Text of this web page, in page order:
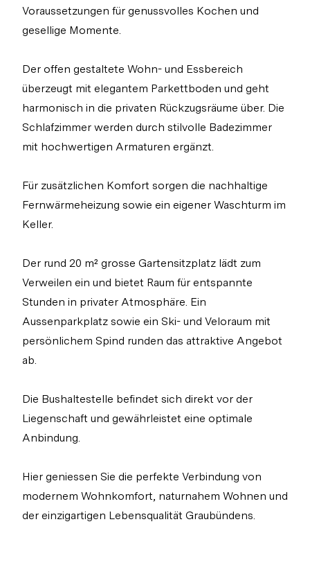
Voraussetzungen für genussvolles Kochen und
gesellige Momente.
Der offen gestaltete Wohn- und Essbereich
überzeugt mit elegantem Parkettboden und geht
harmonisch in die privaten Rückzugsräume über. Die
Schlafzimmer werden durch stilvolle Badezimmer
mit hochwertigen Armaturen ergänzt.
Für zusätzlichen Komfort sorgen die nachhaltige
Fernwärmeheizung sowie ein eigener Waschturm im
Keller.
Der rund 20 m² grosse Gartensitzplatz lädt zum
Verweilen ein und bietet Raum für entspannte
Stunden in privater Atmosphäre. Ein
Aussenparkplatz sowie ein Ski- und Veloraum mit
persönlichem Spind runden das attraktive Angebot
ab.
Die Bushaltestelle befindet sich direkt vor der
Liegenschaft und gewährleistet eine optimale
Anbindung.
Hier geniessen Sie die perfekte Verbindung von
modernem Wohnkomfort, naturnahem Wohnen und
der einzigartigen Lebensqualität Graubündens.